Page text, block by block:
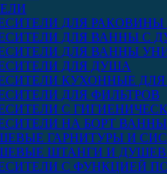
ДЛЯ РАКОВИНЫ
ДЛЯ ВАННЫ С
ДЛЯ ВАННЫ
ДЛЯ ДУША
КУХОННЫЕ
ДЛЯ ФИЛЬТРОВ
С
НА БОРТ ВАННЫ
ГАРНИТУРЫ И
ШТАНГИ И
С ФУНКЦИЕЙ